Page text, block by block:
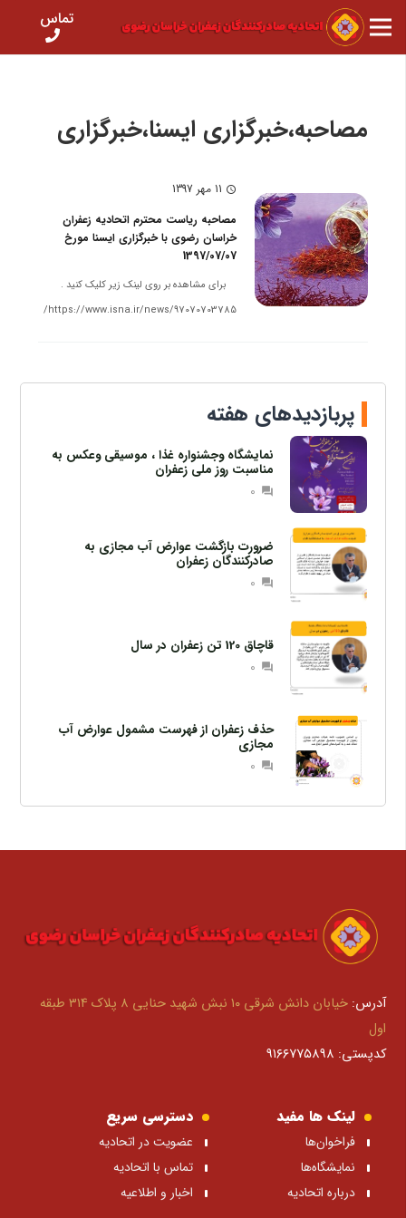
تماس
مصاحبه،خبرگزاری ایسنا،خبرگزاری
schedule 11 مهر 1397
مصاحبه ریاست محترم اتحادیه زعفران
خراسان رضوی با خبرگزاری ایسنا مورخ
1397/07/07
برای مشاهده بر روی لینک زیر کلیک کنید .
https://www.isna.ir/news/97070703785/
پربازدیدهای هفته
نمایشگاه وجشنواره غذا ، موسیقی وعکس به
مناسبت روز ملی زعفران
question_answer
0
ضرورت بازگشت عوارض آب مجازی به
صادرکنندگان زعفران
question_answer
0
قاچاق 120 تن زعفران در سال
question_answer
0
حذف زعفران از فهرست مشمول عوارض آب
مجازی
question_answer
0
آدرس:
خیابان دانش شرقی ۱۰ نبش شهید حنایی ۸ پلاک ۳۱۴ طبقه
اول
کدپستی: ۹۱۶۶۷۷۵۸۹۸
لینک ها مفید
فراخوان‌ها
نمایشگاه‌ها
درباره اتحادیه
دسترسی سریع
عضویت در اتحادیه
تماس با اتحادیه
اخبار و اطلاعیه